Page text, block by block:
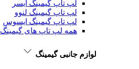
لپ تاپ گیمینگ ایسر
لپ تاپ گیمینگ لنوو
لپ تاپ گیمینگ ایسوس
همه لپ تاپ های گیمینگ
لوازم جانبی گیمینگ